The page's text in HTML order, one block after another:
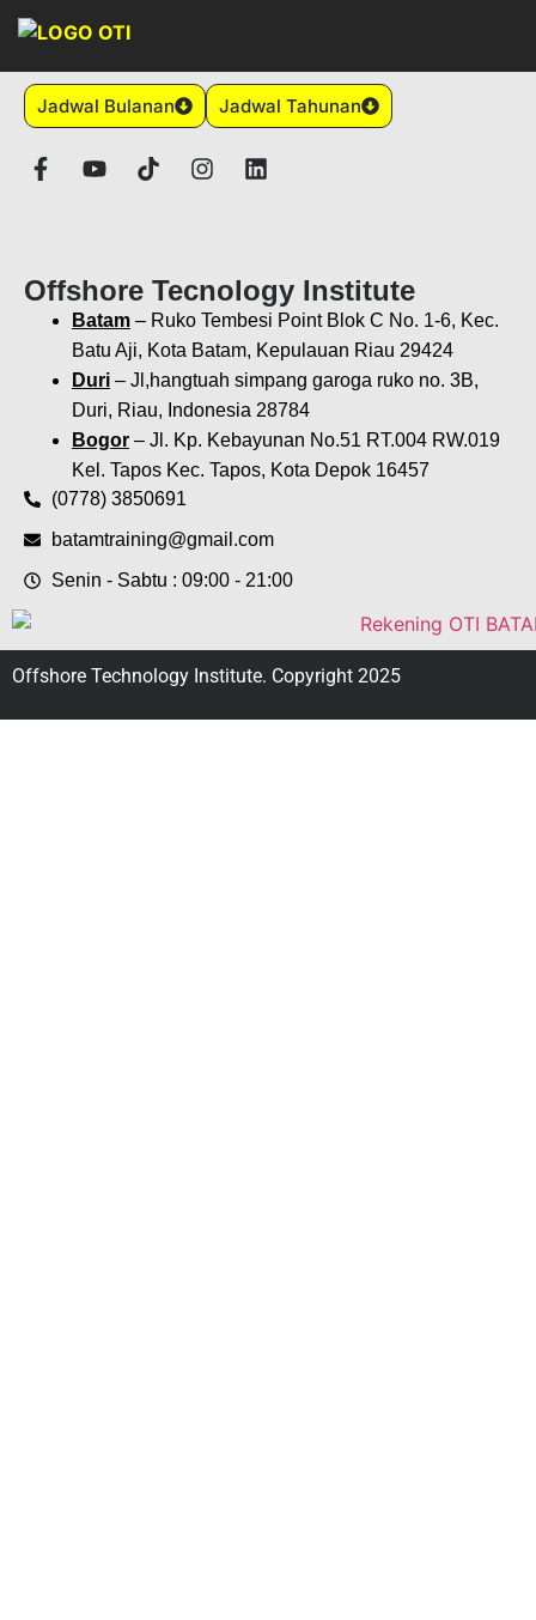
Jadwal Bulanan Jadwal Tahunan
Offshore Tecnology Institute
Batam – Ruko Tembesi Point Blok C No. 1-6, Kec.
Batu Aji, Kota Batam, Kepulauan Riau 29424
Duri – Jl,hangtuah simpang garoga ruko no. 3B,
Duri, Riau, Indonesia 28784
Bogor – Jl. Kp. Kebayunan No.51 RT.004 RW.019
Kel. Tapos Kec. Tapos, Kota Depok 16457
(0778) 3850691
batamtraining@gmail.com
Senin - Sabtu : 09:00 - 21:00
Offshore Technology Institute. Copyright 2025